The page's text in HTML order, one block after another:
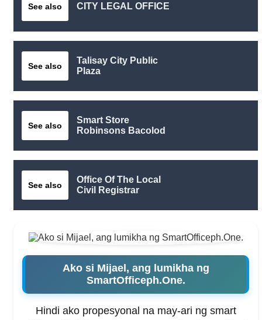
See also CITY LEGAL OFFICE
See also
Talisay City Public
Plaza
See also
Smart Store
Robinsons Bacolod
See also
Office Of The Local
Civil Registrar
Ako si Mijael, ang lumikha ng
SmartOfficeph.One.
Hindi ako propesyonal na may-ari ng smart